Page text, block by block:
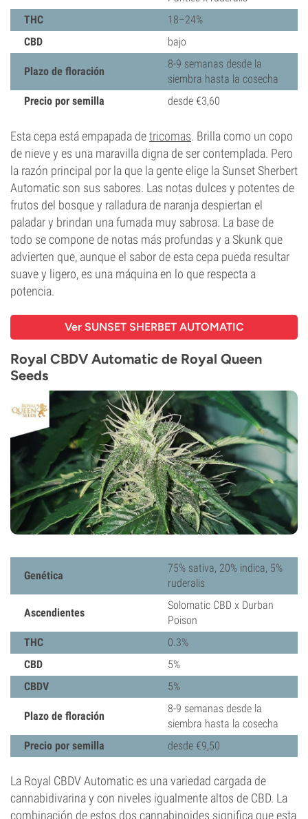
THC
18–24%
CBD
bajo
Plazo de floración
8-9 semanas desde la
siembra hasta la cosecha
Precio por semilla
desde €3,60
Esta cepa está empapada detricomas. Brilla como un copo
de nieve y es una maravilla digna de ser contemplada. Pero
la razón principal por la que la gente elige la Sunset Sherbert
Automatic son sus sabores. Las notas dulces y potentes de
frutos del bosque y ralladura de naranja despiertan el
paladar y brindan una fumada muy sabrosa. La base de
todo se compone de notas más profundas y a Skunk que
advierten que, aunque el sabor de esta cepa pueda resultar
suave y ligero, es una máquina en lo que respecta a
potencia.
Ver SUNSET SHERBET AUTOMATIC
Royal CBDV Automatic de Royal Queen
Seeds
Genética
75% sativa, 20% indica, 5%
ruderalis
Ascendientes
Solomatic CBD x Durban
Poison
THC
0.3%
CBD
5%
CBDV
5%
Plazo de floración
8-9 semanas desde la
siembra hasta la cosecha
Precio por semilla
desde €9,50
La Royal CBDV Automatic es una variedad cargada de
cannabidivarina y con niveles igualmente altos de CBD. La
combinación de estos dos cannabinoides significa que esta